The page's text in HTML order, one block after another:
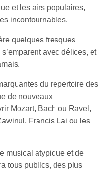
et les airs populaires,
incontournables.
quelques fresques
avec délices, et
du répertoire des
de nouveaux
Mozart, Bach ou Ravel,
Francis Lai ou les
musical atypique et de
tous publics, des plus